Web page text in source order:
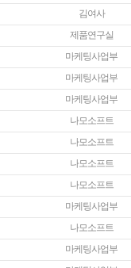
김여사
제품연구실
마케팅사업부
마케팅사업부
마케팅사업부
나모소프트
나모소프트
나모소프트
나모소프트
마케팅사업부
나모소프트
마케팅사업부